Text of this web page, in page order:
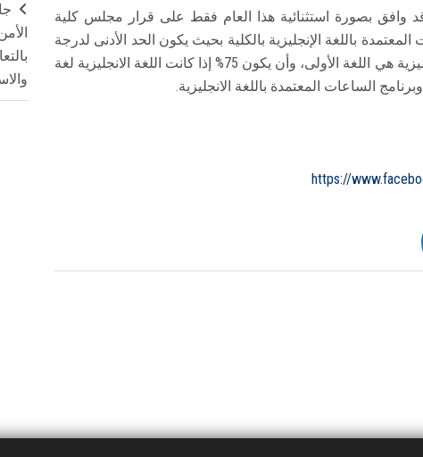
بصورة استثنائية هذا العام فقط على قرار مجلس كلية
باللغة الإنجليزية بالكلية بحيث يكون الحد الأدنى لدرجة
اللغة الإنحليزية كلغة أولى 65% إذا كانت اللغة الانجليزية هي اللغة الأولى، وأن يكون 75% إذا كانت اللغة الانجليزية لغة
الساعات المعتمدة باللغة الانجليزية.
https://